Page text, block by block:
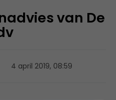
van De
4 april 2019, 08:59